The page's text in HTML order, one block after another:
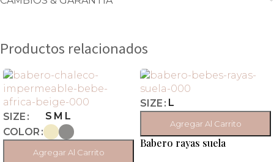
Productos relacionados
SIZE S M L
COLOR
Agregar Al Carrito
SIZE L
Agregar Al Carrito
Babero rayas suela